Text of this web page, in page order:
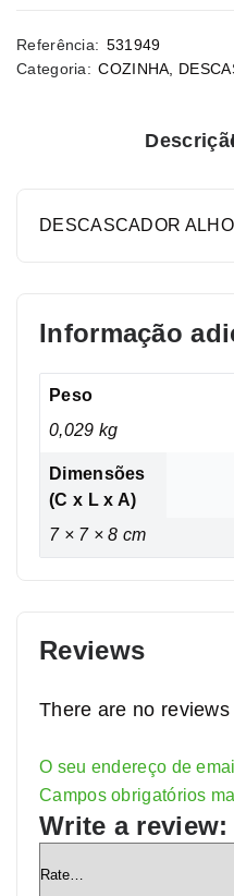
Referência: 531949
Categoria: COZINHA
DESCASCADOR
Informação
Peso
0,029 kg
Dimensões
(C x L x A)
7 × 7 × 8 cm
Reviews
There are no reviews
O seu endereço de
Campos obrigatórios
Write a review:
Alternative: